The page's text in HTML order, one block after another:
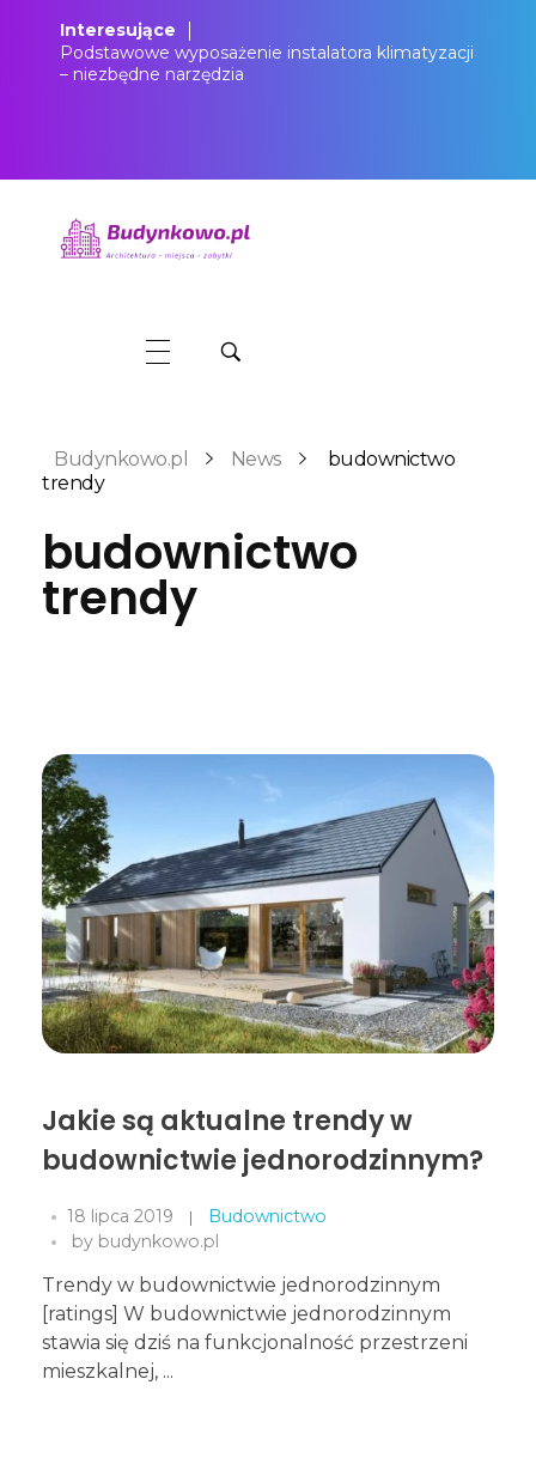
Interesujące
Podstawowe wyposażenie instalatora klimatyzacji
– niezbędne narzędzia
Budynkowo.pl News
budownictwo
trendy
budownictwo
trendy
Jakie są aktualne trendy w
budownictwie jednorodzinnym?
18 lipca 2019
Budownictwo
by budynkowo.pl
Trendy w budownictwie jednorodzinnym
[ratings] W budownictwie jednorodzinnym
stawia się dziś na funkcjonalność przestrzeni
mieszkalnej, ...